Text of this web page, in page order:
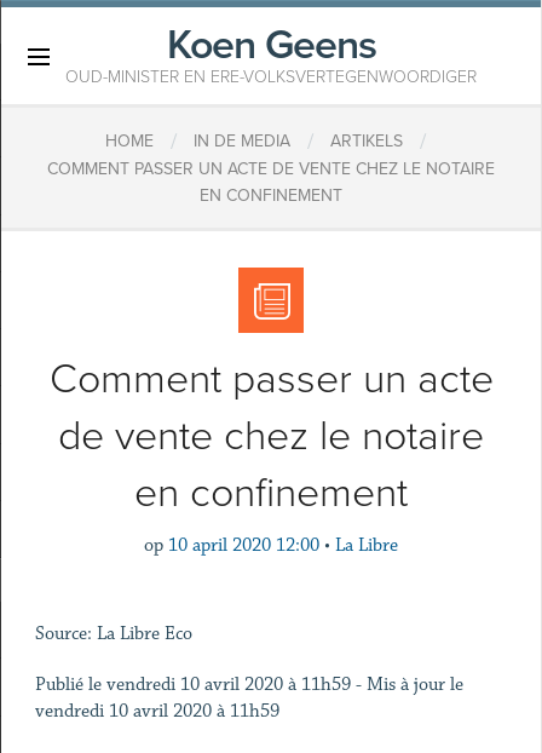
Koen Geens
OUD-MINISTER EN ERE-VOLKSVERTEGENWOORDIGER
HOME / IN DE MEDIA / ARTIKELS /
COMMENT PASSER UN ACTE DE VENTE CHEZ LE NOTAIRE
EN CONFINEMENT
Comment passer un acte
de vente chez le notaire
en confinement
op 10 april 2020 12:00 • La Libre
Source: La Libre Eco
Publié le vendredi 10 avril 2020 à 11h59 - Mis à jour le
vendredi 10 avril 2020 à 11h59